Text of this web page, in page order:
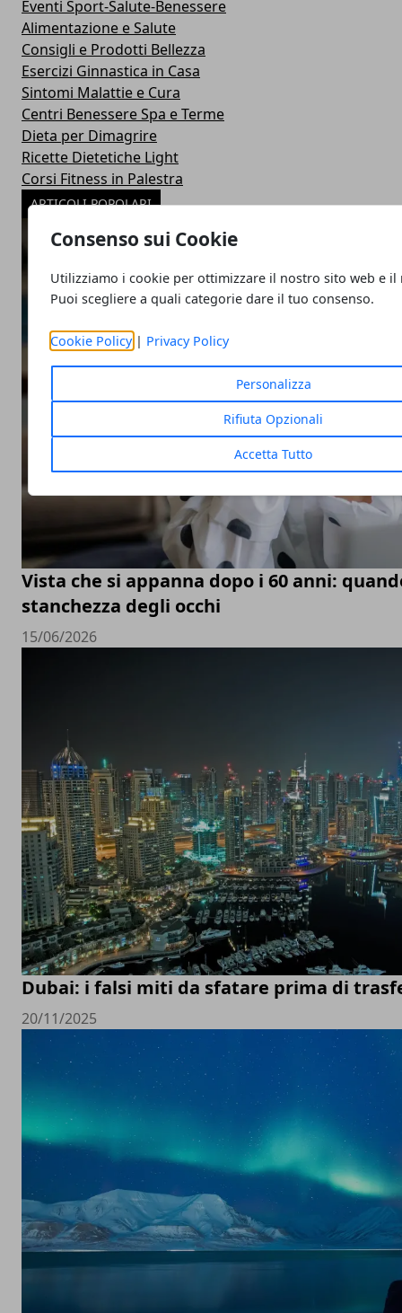
Consenso sui Cookie
Utilizziamo i cookie per ottimizzare il nostro sito web e il
Puoi scegliere a quali categorie dare il tuo consenso.
Cookie Policy| Privacy Policy
Personalizza
Rifiuta Opzionali
Accetta Tutto
Eventi Sport-Salute-Benessere
Alimentazione e Salute
Consigli e Prodotti Bellezza
Esercizi Ginnastica in Casa
Sintomi Malattie e Cura
Centri Benessere Spa e Terme
Dieta per Dimagrire
Ricette Dietetiche Light
Corsi Fitness in Palestra
ARTICOLI POPOLARI
Vista che si appanna dopo i 60 anni:
stanchezza degli occhi
15/06/2026
Dubai: i falsi miti da sfatare prima di
20/11/2025